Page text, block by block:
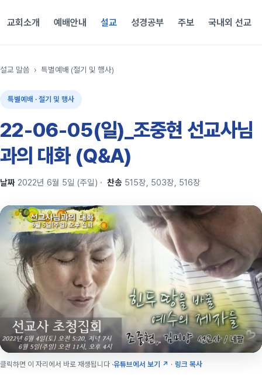
교회소개 예배안내 설교 성경공부 주보 국내외 선교
설교 말씀 › 특별예배 (절기 및 행사)
특별예배 · 절기 및 행사
22-06-05(일)_조중현 선교사님
과의 대화 (Q&A)
날짜 2022년 6월 5일 (주일) · 찬송 515장, 503장, 516장
클릭하면 이 자리에서 바로 재생됩니다 ·유튜브에서 보기 ↗ · 링크 복사